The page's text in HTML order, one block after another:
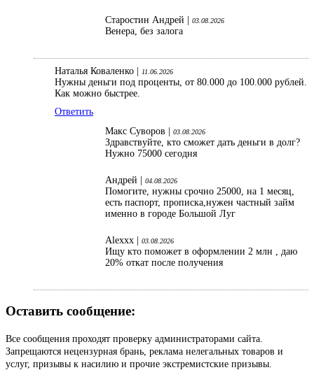
Старостин Андрей | 03.08.2026
Венера, без залога
Наталья Коваленко | 11.06.2026
Нужны деньги под проценты, от 80.000 до 100.000 рублей.
Как можно быстрее.
Ответить
Макс Суворов |
03.08.2026
Здравствуйте, кто сможет дать деньги в долг?
Нужно 75000 сегодня
Андрей | 04.08.2026
Помогите, нужны срочно 25000, на 1 месяц,
есть паспорт, прописка,нужен частный займ
именно в городе Большой Луг
Alexxx | 03.08.2026
Ищу кто поможет в оформлении 2 млн , даю
20% откат после получения
Оставить сообщение:
Все сообщения проходят проверку администраторами сайта.
Запрещаются нецензурная брань, реклама нелегальных товаров и
услуг, призывы к насилию и прочие экстремистские призывы.